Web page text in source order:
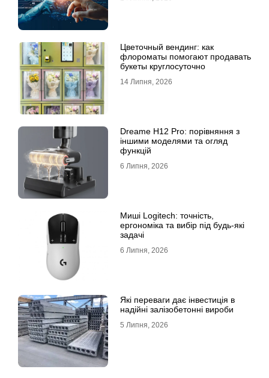
Цветочный вендинг: как
флороматы помогают продавать
букеты круглосуточно
14 Липня, 2026
Dreame H12 Pro: порівняння з
іншими моделями та огляд
функцій
6 Липня, 2026
Миші Logitech: точність,
ергономіка та вибір під будь-які
задачі
6 Липня, 2026
Які переваги дає інвестиція в
надійні залізобетонні вироби
5 Липня, 2026